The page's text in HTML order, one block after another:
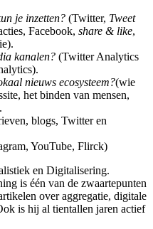
je inzetten? (Twitter, Tweet
Facebook, share & like,
kanalen? (Twitter Analytics
nieuws ecosysteem?(wie
het binden van mensen,
blogs, Twitter en
YouTube, Flirck)
en Digitalisering.
is één van de zwaartepunten
over aggregatie, digitale
is hij al tientallen jaren actief